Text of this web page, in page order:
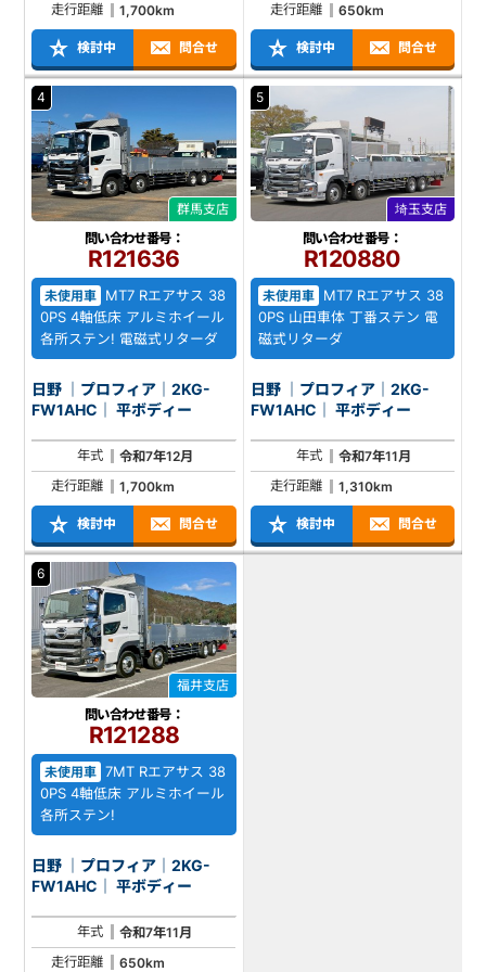
走行距離
1,700km
検討中 問合せ
走行距離
650km
検討中 問合せ
4
群馬支店
問い合わせ番号：
R121636
未使用車
MT7 Rエアサス 38
0PS 4軸低床 アルミホイール
各所ステン! 電磁式リターダ
日野 ｜プロフィア｜2KG-
FW1AHC｜ 平ボディー
年式
令和7年12月
走行距離
1,700km
検討中 問合せ
5
埼玉支店
問い合わせ番号：
R120880
未使用車 MT7 Rエアサス 38
0PS 山田車体 丁番ステン 電
磁式リターダ
日野 ｜プロフィア｜2KG-
FW1AHC｜ 平ボディー
年式
令和7年11月
走行距離
1,310km
検討中 問合せ
6
福井支店
問い合わせ番号：
R121288
未使用車 7MT Rエアサス 38
0PS 4軸低床 アルミホイール
各所ステン!
日野 ｜プロフィア｜2KG-
FW1AHC｜ 平ボディー
年式
令和7年11月
走行距離
650km